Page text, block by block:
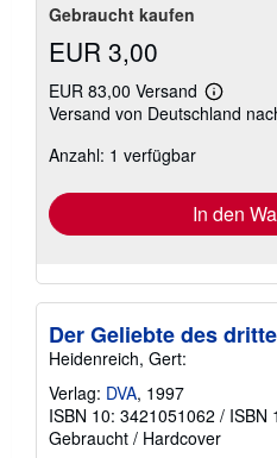
Gebraucht kaufen
EUR 3,00
EUR 83,00 Versand
Weitere
Versand von Deutschland
Anzahl: 1 verfügbar
In den
Der Geliebte des
Heidenreich, Gert:
Verlag: DVA, 1997
ISBN 10: 3421051062 / ISBN
Gebraucht / Hardcover